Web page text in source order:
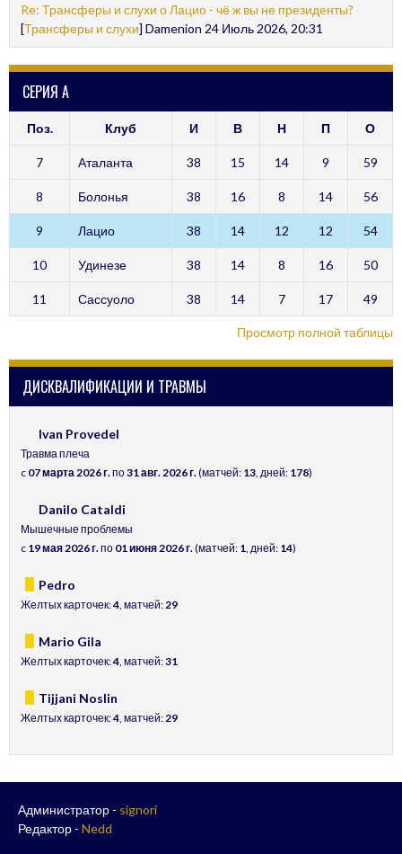
Re: Трансферы и слухи о Лацио - чё ж вы не президенты?
[Трансферы и слухи] Damenion 24 Июль 2026, 20:31
СЕРИЯ А
Поз. Клуб И В Н П О
7 Аталанта 38 15 14 9 59
8 Болонья 38 16 8 14 56
9 Лацио 38 14 12 12 54
10 Удинезе 38 14 8 16 50
11 Сассуоло 38 14 7 17 49
Просмотр полной таблицы
ДИСКВАЛИФИКАЦИИ И ТРАВМЫ
Ivan Provedel
Травма плеча
c 07 марта 2026 г.по31 авг. 2026 г.(матчей: 13, дней: 178)
Danilo Cataldi
Мышечные проблемы
c 19 мая 2026 г.по 01 июня 2026 г.(матчей: 1, дней: 14)
Pedro
Желтых карточек:4, матчей:29
Mario Gila
Желтых карточек:4, матчей:31
Tijjani Noslin
Желтых карточек:4, матчей:29
Администратор - signori
Редактор - Nedd